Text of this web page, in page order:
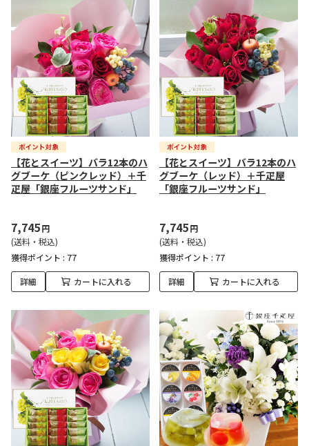
【花とスイーツ】バラ12本のハ
グブーケ（ピンクレッド）＋千
疋屋「銀座フルーツサンド」
7,745円
(送料・税込)
獲得ポイント : 77
詳細 カートに入れる
【花とスイーツ】バラ12本のハ
グブーケ（レッド）＋千疋屋
「銀座フルーツサンド」
7,745円
(送料・税込)
獲得ポイント : 77
詳細 カートに入れる